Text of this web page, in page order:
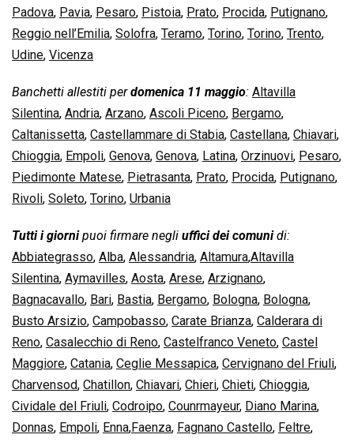
Padova, Pavia, Pesaro, Pistoia, Prato, Procida, Putignano,
Reggio nell’Emilia, Solofra, Teramo, Torino, Torino, Trento,
Udine, Vicenza
Banchetti allestiti perdomenica 11 maggio: Altavilla
Silentina, Andria, Arzano, Ascoli Piceno, Bergamo,
Caltanissetta, Castellammare di Stabia, Castellana, Chiavari,
Chioggia, Empoli, Genova, Genova, Latina, Orzinuovi, Pesaro,
Piedimonte Matese, Pietrasanta, Prato, Procida, Putignano,
Rivoli, Soleto, Torino, Urbania
Tutti i giornipuoi firmare negli uffici dei comunidi:
Abbiategrasso, Alba, Alessandria, Altamura,Altavilla
Silentina, Aymavilles, Aosta, Arese, Arzignano,
Bagnacavallo, Bari, Bastia, Bergamo, Bologna, Bologna,
Busto Arsizio, Campobasso, Carate Brianza, Calderara di
Reno, Casalecchio di Reno, Castelfranco Veneto, Castel
Maggiore, Catania, Ceglie Messapica, Cervignano del Friuli,
Charvensod, Chatillon, Chiavari, Chieri, Chieti, Chioggia,
Cividale del Friuli, Codroipo, Counrmayeur, Diano Marina,
Donnas, Empoli, Enna,Faenza, Fagnano Castello, Feltre,